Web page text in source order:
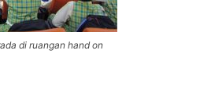
di ruangan hand on